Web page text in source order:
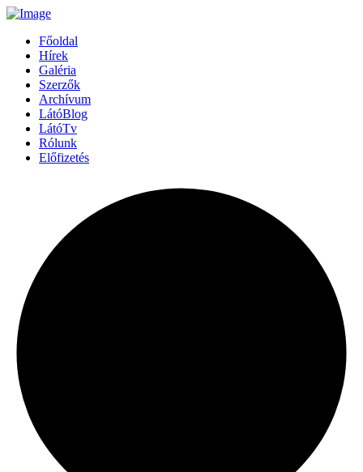
Főoldal
Hírek
Galéria
Szerzők
Archívum
LátóBlog
LátóTv
Rólunk
Előfizetés